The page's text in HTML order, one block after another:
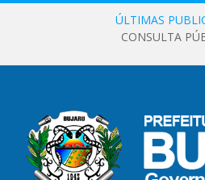
ÚLTIMAS
CONSULTA